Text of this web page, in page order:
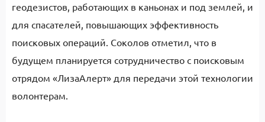
геодезистов, работающих в каньонах и под землей, и
для спасателей, повышающих эффективность
поисковых операций. Соколов отметил, что в
будущем планируется сотрудничество с поисковым
отрядом «ЛизаАлерт» для передачи этой технологии
волонтерам.